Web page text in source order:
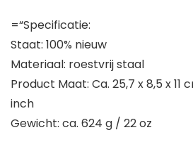
=“Specificatie:
Staat: 100% nieuw
Materiaal: roestvrij staal
Product Maat: Ca. 25,7 x 8,5 x 11
inch
Gewicht: ca. 624 g / 22 oz